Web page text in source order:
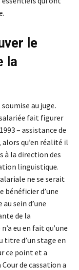
le
la
au juge.
salariée fait figurer
– assistance de
qu’en réalité il
à la direction des
linguistique.
ne se serait
bénéficier d’une
sein d’une
de la
eu en fait qu’une
titre d’un stage en
ce point et a
de cassation a